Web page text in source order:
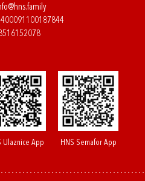
Ulaznice App HNS Semafor App